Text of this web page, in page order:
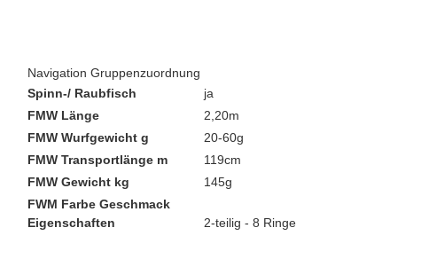
Navigation Gruppenzuordnung
Spinn-/ Raubfisch
ja
FMW Länge
2,20m
FMW Wurfgewicht g
20-60g
FMW Transportlänge m
119cm
FMW Gewicht kg
145g
FWM Farbe Geschmack
Eigenschaften
2-teilig - 8 Ringe